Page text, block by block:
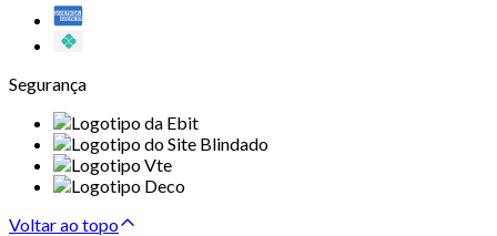
Segurança
Voltar ao topo